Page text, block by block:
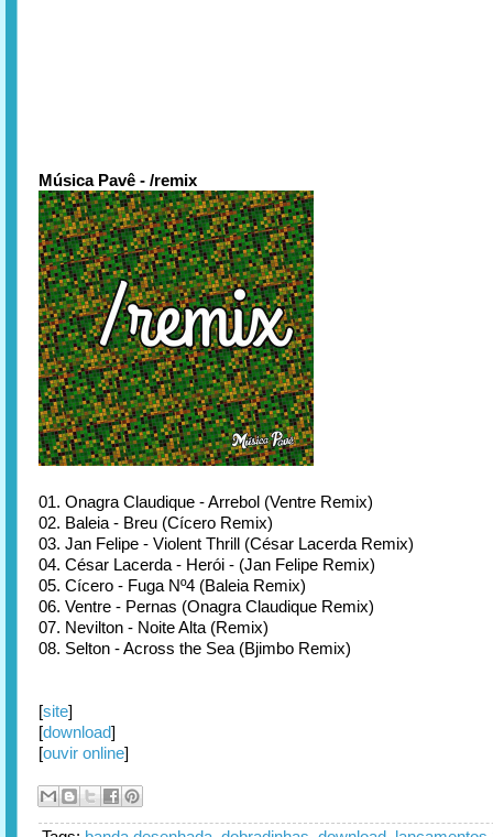
Música Pavê - /remix
01. Onagra Claudique - Arrebol (Ventre Remix)
02. Baleia - Breu (Cícero Remix)
03. Jan Felipe - Violent Thrill (César Lacerda Remix)
04. César Lacerda - Herói - (Jan Felipe Remix)
05. Cícero - Fuga Nº4 (Baleia Remix)
06. Ventre - Pernas (Onagra Claudique Remix)
07. Nevilton - Noite Alta (Remix)
08. Selton - Across the Sea (Bjimbo Remix)
[site]
[download]
[ouvir online]